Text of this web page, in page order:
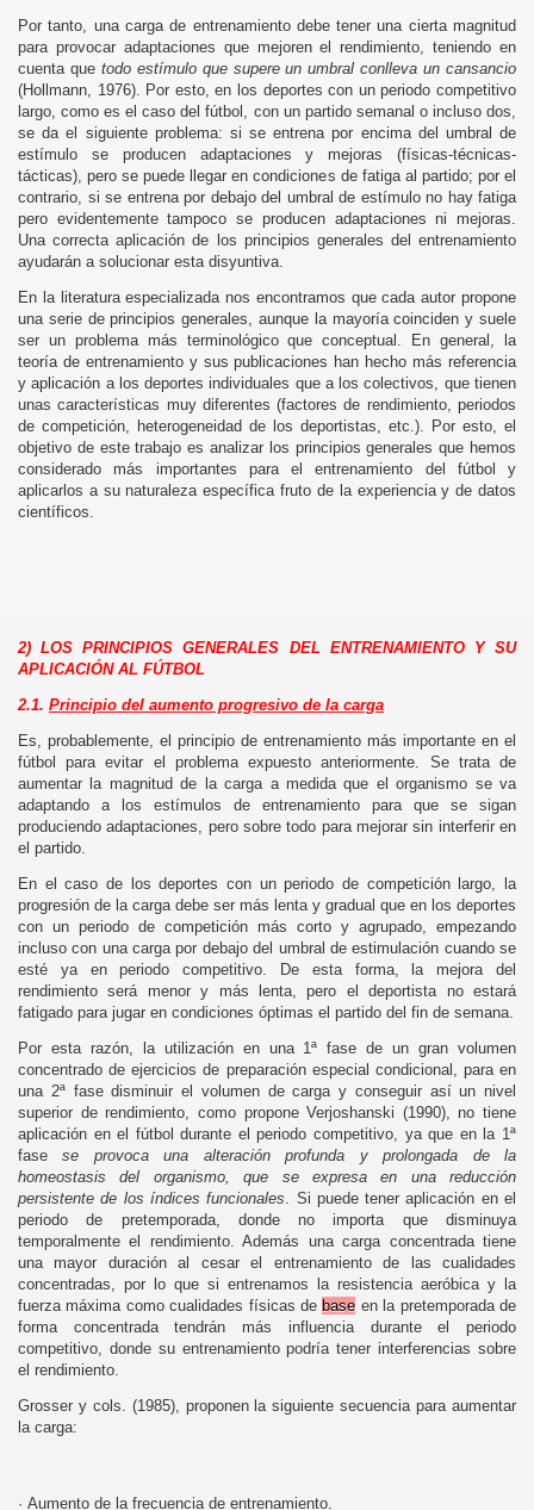
Por tanto, una carga de entrenamiento debe tener una cierta magnitud
para provocar adaptaciones que mejoren el rendimiento, teniendo en
cuenta que todo estímulo que supere un umbral conlleva un cansancio
(Hollmann, 1976). Por esto, en los deportes con un periodo competitivo
largo, como es el caso del fútbol, con un partido semanal o incluso dos,
se da el siguiente problema: si se entrena por encima del umbral de
estímulo se producen adaptaciones y mejoras (físicas-técnicas-
tácticas), pero se puede llegar en condiciones de fatiga al partido; por el
contrario, si se entrena por debajo del umbral de estímulo no hay fatiga
pero evidentemente tampoco se producen adaptaciones ni mejoras.
Una correcta aplicación de los principios generales del entrenamiento
ayudarán a solucionar esta disyuntiva.
En la literatura especializada nos encontramos que cada autor propone
una serie de principios generales, aunque la mayoría coinciden y suele
ser un problema más terminológico que conceptual. En general, la
teoría de entrenamiento y sus publicaciones han hecho más referencia
y aplicación a los deportes individuales que a los colectivos, que tienen
unas características muy diferentes (factores de rendimiento, periodos
de competición, heterogeneidad de los deportistas, etc.). Por esto, el
objetivo de este trabajo es analizar los principios generales que hemos
considerado más importantes para el entrenamiento del fútbol y
aplicarlos a su naturaleza específica fruto de la experiencia y de datos
científicos.
2) LOS PRINCIPIOS GENERALES DEL ENTRENAMIENTO Y SU
APLICACIÓN AL FÚTBOL
2.1. Principio del aumento progresivo de la carga
Es, probablemente, el principio de entrenamiento más importante en el
fútbol para evitar el problema expuesto anteriormente. Se trata de
aumentar la magnitud de la carga a medida que el organismo se va
adaptando a los estímulos de entrenamiento para que se sigan
produciendo adaptaciones, pero sobre todo para mejorar sin interferir en
el partido.
En el caso de los deportes con un periodo de competición largo, la
progresión de la carga debe ser más lenta y gradual que en los deportes
con un periodo de competición más corto y agrupado, empezando
incluso con una carga por debajo del umbral de estimulación cuando se
esté ya en periodo competitivo. De esta forma, la mejora del
rendimiento será menor y más lenta, pero el deportista no estará
fatigado para jugar en condiciones óptimas el partido del fin de semana.
Por esta razón, la utilización en una 1ª fase de un gran volumen
concentrado de ejercicios de preparación especial condicional, para en
una 2ª fase disminuir el volumen de carga y conseguir así un nivel
superior de rendimiento, como propone Verjoshanski (1990), no tiene
aplicación en el fútbol durante el periodo competitivo, ya que en la 1ª
fasese provoca una alteración profunda y prolongada de la
homeostasis del organismo, que se expresa en una reducción
persistente de los índices funcionales. Si puede tener aplicación en el
periodo de pretemporada, donde no importa que disminuya
temporalmente el rendimiento. Además una carga concentrada tiene
una mayor duración al cesar el entrenamiento de las cualidades
concentradas, por lo que si entrenamos la resistencia aeróbica y la
fuerza máxima como cualidades físicas de base en la pretemporada de
forma concentrada tendrán más influencia durante el periodo
competitivo, donde su entrenamiento podría tener interferencias sobre
el rendimiento.
Grosser y cols. (1985), proponen la siguiente secuencia para aumentar
la carga:
· Aumento de la frecuencia de entrenamiento.
1 MES